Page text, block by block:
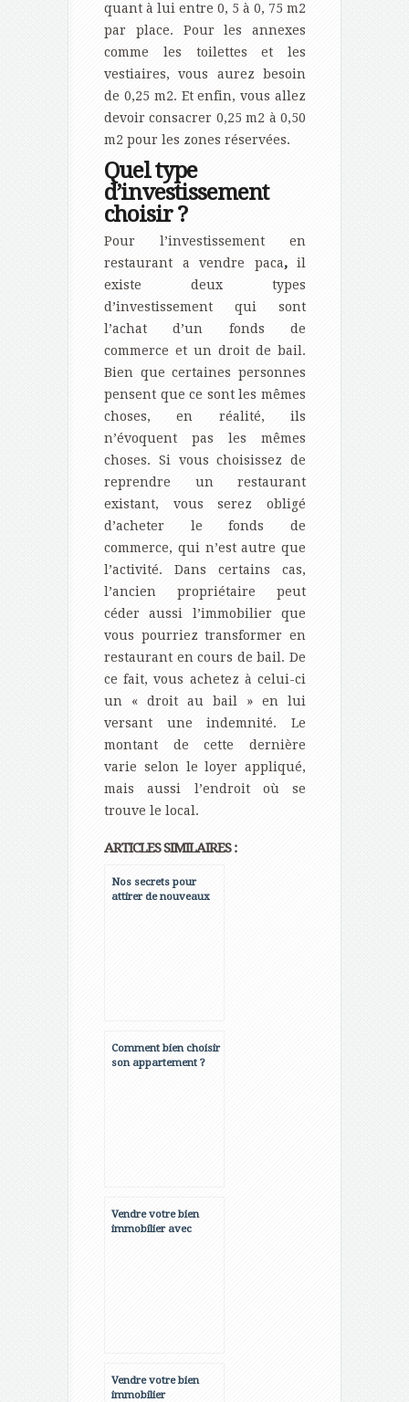
quant à lui entre 0, 5 à 0, 75 m2
par place. Pour les annexes
comme les toilettes et les
vestiaires, vous aurez besoin
de 0,25 m2. Et enfin, vous allez
devoir consacrer 0,25 m2 à 0,50
m2 pour les zones réservées.
Quel type
d’investissement
choisir ?
Pour l’investissement en
restaurant a vendre paca, il
existe deux types
d’investissement qui sont
l’achat d’un fonds de
commerce et un droit de bail.
Bien que certaines personnes
pensent que ce sont les mêmes
choses, en réalité, ils
n’évoquent pas les mêmes
choses. Si vous choisissez de
reprendre un restaurant
existant, vous serez obligé
d’acheter le fonds de
commerce, qui n’est autre que
l’activité. Dans certains cas,
l’ancien propriétaire peut
céder aussi l’immobilier que
vous pourriez transformer en
restaurant en cours de bail. De
ce fait, vous achetez à celui-ci
un « droit au bail » en lui
versant une indemnité. Le
montant de cette dernière
varie selon le loyer appliqué,
mais aussi l’endroit où se
trouve le local.
ARTICLES SIMILAIRES :
Nos secrets pour
attirer de nouveaux
Comment bien choisir
son appartement ?
Vendre votre bien
immobilier avec
Vendre votre bien
immobilier